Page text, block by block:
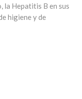
la Hepatitis B en sus
higiene y de